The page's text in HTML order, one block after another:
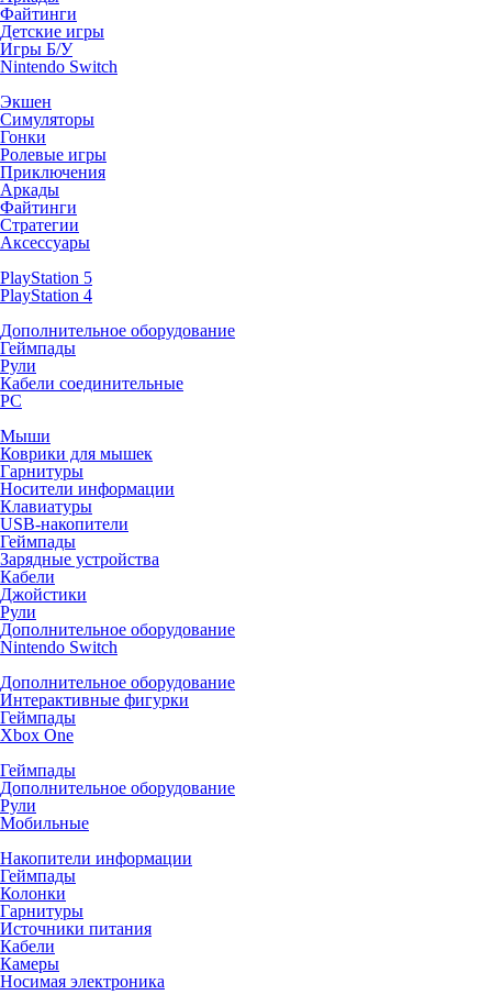
Файтинги
Детские игры
Игры Б/У
Nintendo Switch
Экшен
Симуляторы
Гонки
Ролевые игры
Приключения
Аркады
Файтинги
Стратегии
Аксессуары
PlayStation 5
PlayStation 4
Дополнительное оборудование
Геймпады
Рули
Кабели соединительные
PC
Мыши
Коврики для мышек
Гарнитуры
Носители информации
Клавиатуры
USB-накопители
Геймпады
Зарядные устройства
Кабели
Джойстики
Рули
Дополнительное оборудование
Nintendo Switch
Дополнительное оборудование
Интерактивные фигурки
Геймпады
Xbox One
Геймпады
Дополнительное оборудование
Рули
Мобильные
Накопители информации
Геймпады
Колонки
Гарнитуры
Источники питания
Кабели
Камеры
Носимая электроника